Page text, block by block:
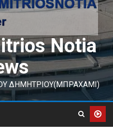
Notia
ΔΗΜΗΤΡΙΟΥ(ΜΠΡΑΧΑΜΙ)